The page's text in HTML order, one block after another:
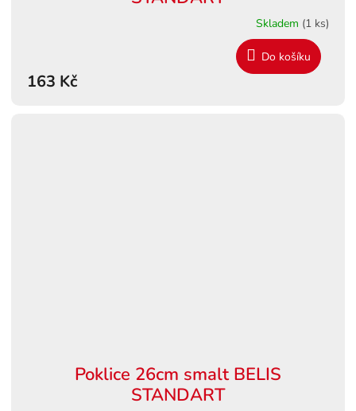
Skladem (1 ks)
163 Kč
Do košíku
Poklice 26cm smalt BELIS
STANDART